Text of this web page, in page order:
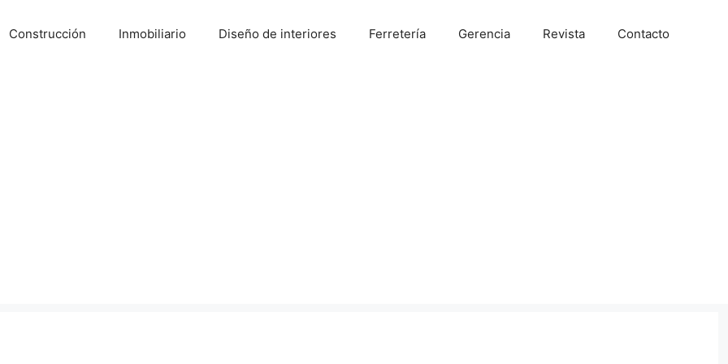
Construcción Inmobiliario Diseño de interiores Ferretería Gerencia Revista Contacto